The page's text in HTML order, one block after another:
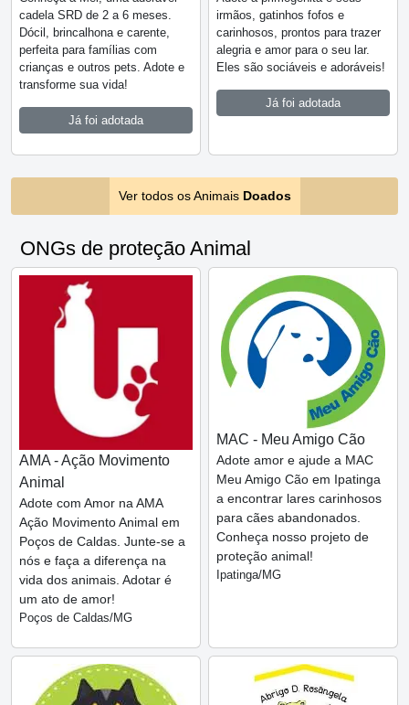
cadela SRD de 2 a 6 meses.
Dócil, brincalhona e carente,
perfeita para famílias com
crianças e outros pets. Adote e
transforme sua vida!
Já foi adotada
irmãos, gatinhos fofos e
carinhosos, prontos para trazer
alegria e amor para o seu lar.
Eles são sociáveis e adoráveis!
Já foi adotada
Ver todos os Animais Doados
ONGs de proteção Animal
AMA - Ação Movimento
Animal
Adote com Amor na AMA
Ação Movimento Animal em
Poços de Caldas. Junte-se a
nós e faça a diferença na
vida dos animais. Adotar é
um ato de amor!
Poços de Caldas/MG
MAC - Meu Amigo Cão
Adote amor e ajude a MAC
Meu Amigo Cão em Ipatinga
a encontrar lares carinhosos
para cães abandonados.
Conheça nosso projeto de
proteção animal!
Ipatinga/MG